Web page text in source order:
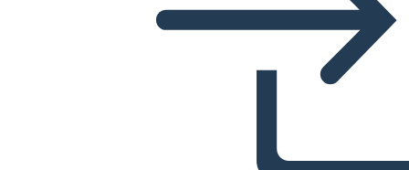
רייגן נשיאות ציר זמן